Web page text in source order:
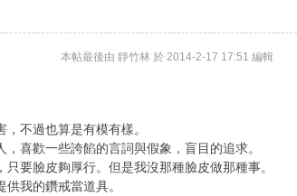
本帖最後由 靜竹林 於 2014-2-17 17:51 編輯
不過也算是有模有樣。
喜歡一些誇餡的言詞與假象，盲目的追求。
要臉皮夠厚行。但是我沒那種臉皮做那種事。
我的鑽戒當道具。